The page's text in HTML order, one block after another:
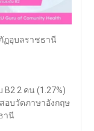
ฏอุบลราชธานี
2 คน (1.27%)
อบวัดภาษาอังกฤษ
านี